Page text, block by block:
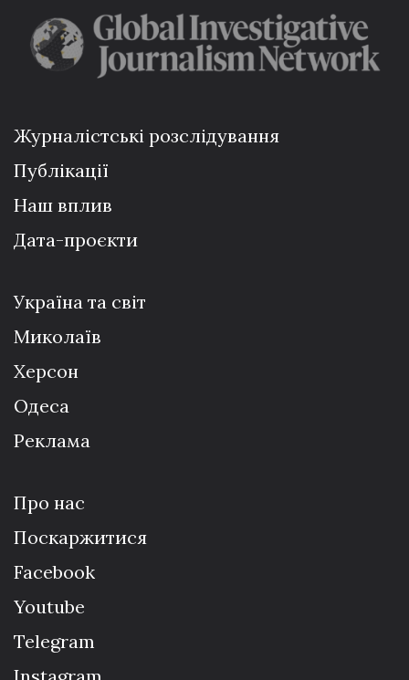
Журналістські розслідування
Публікації
Наш вплив
Дата-проєкти
Україна та світ
Миколаїв
Херсон
Одеса
Реклама
Про нас
Поскаржитися
Facebook
Youtube
Telegram